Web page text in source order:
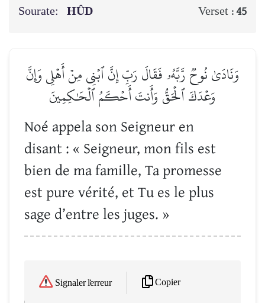
Sourate: HÛD Verset :45
وَنَادَىٰ نُوحٞ رَّبَّهُۥ فَقَالَ رَبِّ إِنَّ ٱبۡنِي مِنۡ أَهۡلِي وَإِنَّ
وَعۡدَكَ ٱلۡحَقُّ وَأَنتَ أَحۡكَمُ ٱلۡحَٰكِمِينَ
Noé appela son Seigneur en
disant : « Seigneur, mon fils est
bien de ma famille, Ta promesse
est pure vérité, et Tu es le plus
sage d’entre les juges. »
Signaler l'erreur Copier